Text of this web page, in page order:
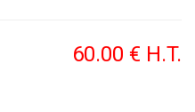
60.00 € H.T.